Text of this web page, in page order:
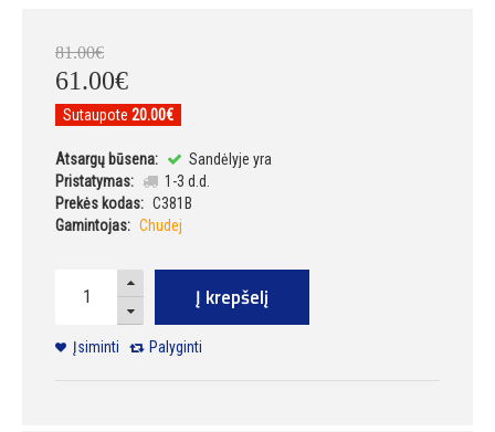
81.00€
61.00€
Sutaupote 20.00€
Atsargų būsena:
Sandėlyje yra
Pristatymas:
1-3 d.d.
Prekės kodas: C381B
Gamintojas: Chudej
Į krepšelį
Įsiminti Palyginti